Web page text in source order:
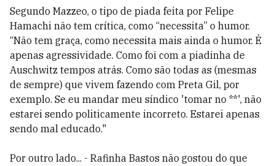
Segundo Mazzeo, o tipo de piada feita por Felipe
Hamachi não tem crítica, como “necessita” o humor.
“Não tem graça, como necessita mais ainda o humor. É
apenas agressividade. Como foi com a piadinha de
Auschwitz tempos atrás. Como são todas as (mesmas
de sempre) que vivem fazendo com Preta Gil, por
exemplo. Se eu mandar meu síndico 'tomar no **', não
estarei sendo politicamente incorreto. Estarei apenas
sendo mal educado."
Por outro lado... - Rafinha Bastos não gostou do que